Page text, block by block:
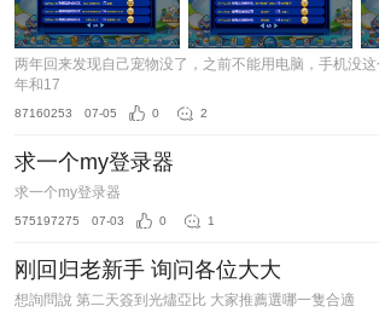
两年回来发现自己宠物没了，之前不能用电脑，手机没
年和17
87160253 07-05 0 2
求一个my登录器
求一个my登录器
575197275 07-03 0 1
刚回归老新手 询问各位大大
想詢問說 第二天簽到光燼亞比 大家推薦選哪一隻合適